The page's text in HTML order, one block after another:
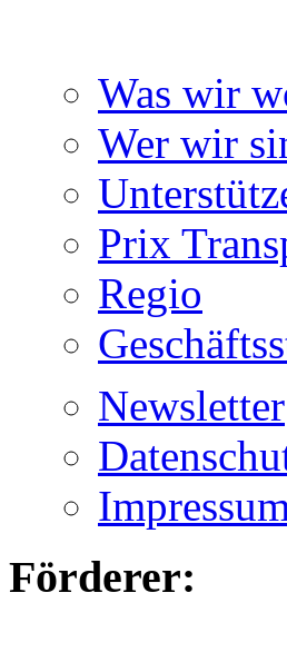
Was wir
Wer wir
Prix
Regio
Newsletter
Förderer: